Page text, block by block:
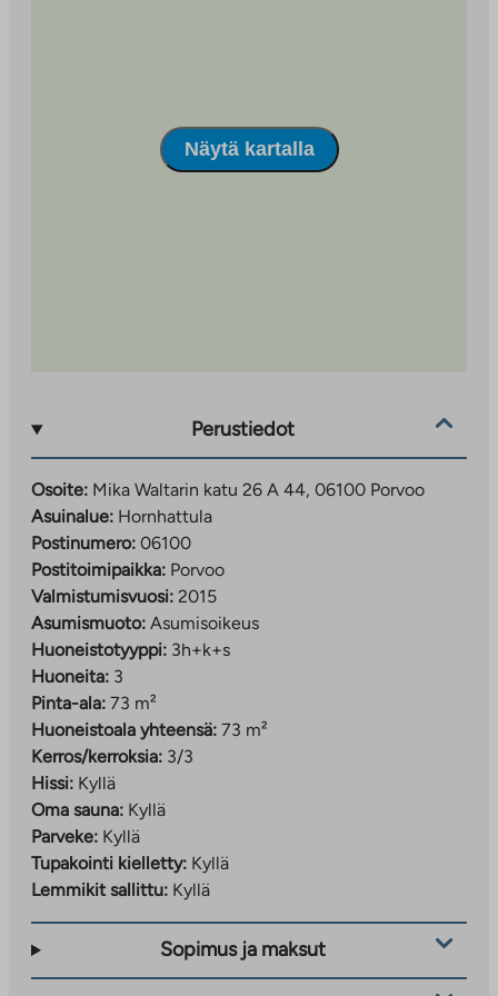
Näytä kartalla
Perustiedot
Osoite: Mika Waltarin katu 26 A 44, 06100 Porvoo
Asuinalue: Hornhattula
Postinumero: 06100
Postitoimipaikka: Porvoo
Valmistumisvuosi: 2015
Asumismuoto: Asumisoikeus
Huoneistotyyppi: 3h+k+s
Huoneita: 3
Pinta-ala: 73 m²
Huoneistoala yhteensä: 73 m²
Kerros/kerroksia: 3/3
Hissi: Kyllä
Oma sauna: Kyllä
Parveke: Kyllä
Tupakointi kielletty: Kyllä
Lemmikit sallittu: Kyllä
Sopimus ja maksut